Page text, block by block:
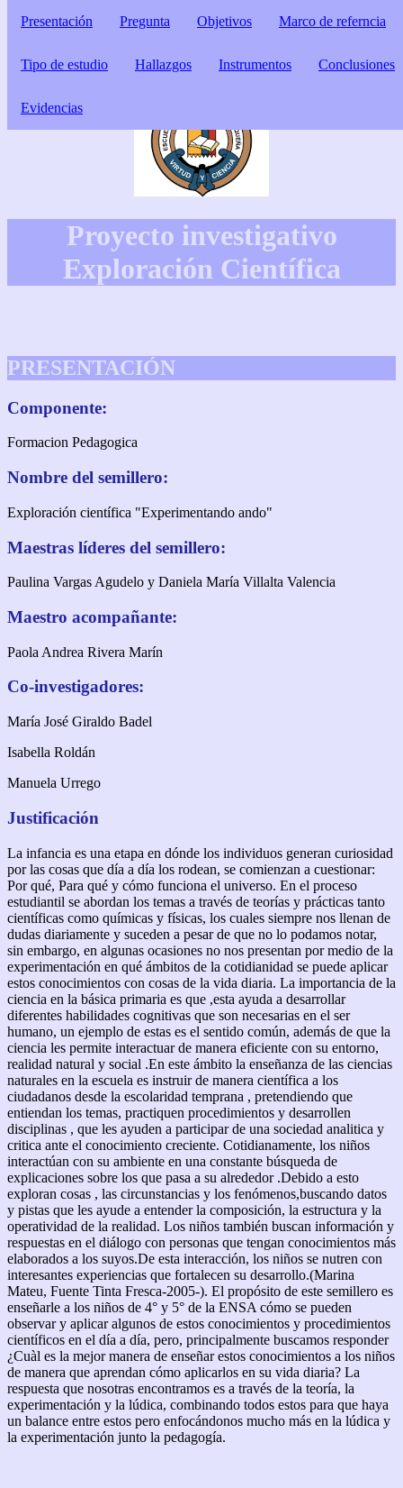
Proyecto investigativo
Exploración Científica
Presentación Pregunta Objetivos Marco de referncia
Tipo de estudio Hallazgos Instrumentos Conclusiones
Evidencias
PRESENTACIÓN
Componente:
Formacion Pedagogica
Nombre del semillero:
Exploración científica "Experimentando ando"
Maestras líderes del semillero:
Paulina Vargas Agudelo y Daniela María Villalta Valencia
Maestro acompañante:
Paola Andrea Rivera Marín
Co-investigadores:
María José Giraldo Badel
Isabella Roldán
Manuela Urrego
Justificación
La infancia es una etapa en dónde los individuos generan curiosidad
por las cosas que día a día los rodean, se comienzan a cuestionar:
Por qué, Para qué y cómo funciona el universo. En el proceso
estudiantil se abordan los temas a través de teorías y prácticas tanto
científicas como químicas y físicas, los cuales siempre nos llenan de
dudas diariamente y suceden a pesar de que no lo podamos notar,
sin embargo, en algunas ocasiones no nos presentan por medio de la
experimentación en qué ámbitos de la cotidianidad se puede aplicar
estos conocimientos con cosas de la vida diaria. La importancia de la
ciencia en la básica primaria es que ,esta ayuda a desarrollar
diferentes habilidades cognitivas que son necesarias en el ser
humano, un ejemplo de estas es el sentido común, además de que la
ciencia les permite interactuar de manera eficiente con su entorno,
realidad natural y social .En este ámbito la enseñanza de las ciencias
naturales en la escuela es instruir de manera científica a los
ciudadanos desde la escolaridad temprana , pretendiendo que
entiendan los temas, practiquen procedimientos y desarrollen
disciplinas , que les ayuden a participar de una sociedad analitica y
critica ante el conocimiento creciente. Cotidianamente, los niños
interactúan con su ambiente en una constante búsqueda de
explicaciones sobre los que pasa a su alrededor .Debido a esto
exploran cosas , las circunstancias y los fenómenos,buscando datos
y pistas que les ayude a entender la composición, la estructura y la
operatividad de la realidad. Los niños también buscan información y
respuestas en el diálogo con personas que tengan conocimientos más
elaborados a los suyos.De esta interacción, los niños se nutren con
interesantes experiencias que fortalecen su desarrollo.(Marina
Mateu, Fuente Tinta Fresca-2005-). El propósito de este semillero es
enseñarle a los niños de 4° y 5° de la ENSA cómo se pueden
observar y aplicar algunos de estos conocimientos y procedimientos
científicos en el día a día, pero, principalmente buscamos responder
¿Cuàl es la mejor manera de enseñar estos conocimientos a los niños
de manera que aprendan cómo aplicarlos en su vida diaria? La
respuesta que nosotras encontramos es a través de la teoría, la
experimentación y la lúdica, combinando todos estos para que haya
un balance entre estos pero enfocándonos mucho más en la lúdica y
la experimentación junto la pedagogía.